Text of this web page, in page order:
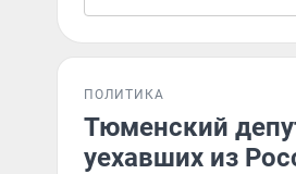
ПОЛИТИКА
Тюменский
уехавших из